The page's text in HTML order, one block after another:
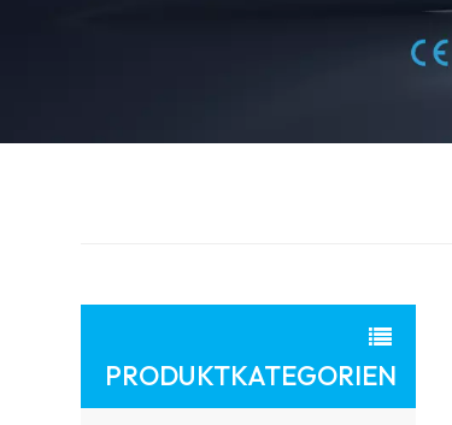
PRODUKTKATEGORIEN